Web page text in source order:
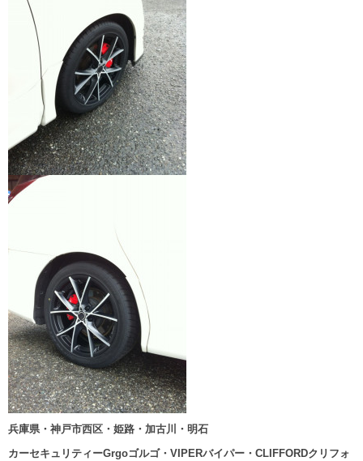
兵庫県・神戸市西区・姫路・加古川・明石
カーセキュリティーGrgoゴルゴ・VIPERバイパー・CLIFFORDクリフォ